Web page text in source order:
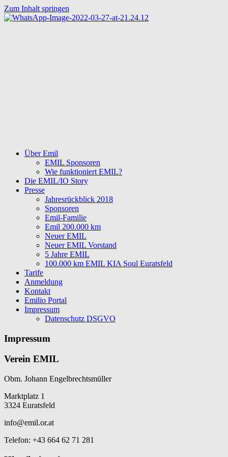
Zum Inhalt springen
Über Emil
EMIL Sponsoren
Wie funktioniert EMIL?
Die EMIL/IO Story
Presse
Jahresrückblick 2018
Sponsoren
Emil-Familie
Emil 200.000 km
Neuer EMIL
Neuer EMIL Vorstand
5 Jahre EMIL
100.000 km EMIL KIA Soul Euratsfeld
Tarife
Anmeldung
Kontakt
Emilio Portal
Impressum
Datenschutz DSGVO
Impressum
Verein EMIL
Obm. Johann Engelbrechtsmüller
Marktplatz 1
3324 Euratsfeld
info@emil.or.at
Telefon: +43 664 62 71 281